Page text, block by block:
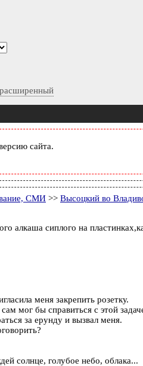
расширенный
сайта.
СМИ >> Высоцкий во
алкаша сиплого на
меня закрепить розетку.
мог бы справиться с этой
за ерунду и вызвал меня.
солнце, голубое небо, облака...